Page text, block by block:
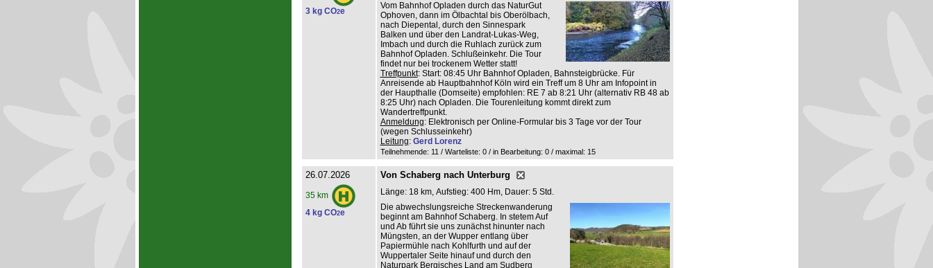
3 kg CO2e
Vom Bahnhof Opladen durch das NaturGut
Ophoven, dann im Ölbachtal bis Oberölbach,
nach Diepental, durch den Sinnespark
Balken und über den Landrat-Lukas-Weg,
Imbach und durch die Ruhlach zurück zum
Bahnhof Opladen. Schlußeinkehr. Die Tour
findet nur bei trockenem Wetter statt!
Treffpunkt: Start: 08:45 Uhr Bahnhof Opladen, Bahnsteigbrücke. Für
Anreisende ab Hauptbahnhof Köln wird ein Treff um 8 Uhr am Infopoint in
der Haupthalle (Domseite) empfohlen: RE 7 ab 8:21 Uhr (alternativ RB 48 ab
8:25 Uhr) nach Opladen. Die Tourenleitung kommt direkt zum
Wandertreffpunkt.
Anmeldung: Elektronisch per Online-Formular bis 3 Tage vor der Tour
(wegen Schlusseinkehr)
Leitung: Gerd Lorenz
Teilnehmende: 11 / Warteliste: 0 / in Bearbeitung: 0 / maximal: 15
26.07.2026
35 km
4 kg CO2e
Von Schaberg nach Unterburg
Länge: 18 km, Aufstieg: 400 Hm, Dauer: 5 Std.
Die abwechslungsreiche Streckenwanderung
beginnt am Bahnhof Schaberg. In stetem Auf
und Ab führt sie uns zunächst hinunter nach
Müngsten, an der Wupper entlang über
Papiermühle nach Kohlfurth und auf der
Wuppertaler Seite hinauf und durch den
Naturpark Bergisches Land am Sudberg